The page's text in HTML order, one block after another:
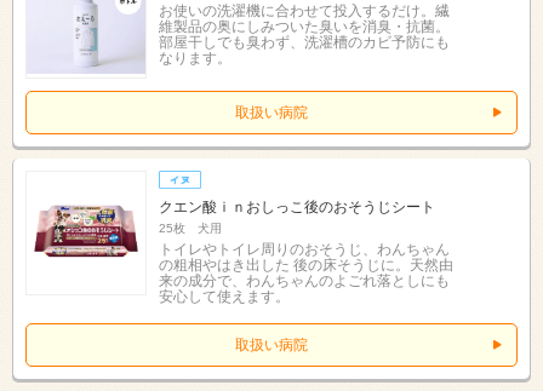
お使いの洗濯機に合わせて投入するだけ。繊
維製品の奥にしみついた臭いを消臭・抗菌。
部屋干しでも臭わず、洗濯槽のカビ予防にも
なります。
取扱い病院
クエン酸ｉｎおしっこ後のおそうじシート
25枚 犬用
トイレやトイレ周りのおそうじ、わんちゃん
の粗相やはき出した 後の床そうじに。天然由
来の成分で、わんちゃんのよごれ落としにも
安心して使えます。
取扱い病院